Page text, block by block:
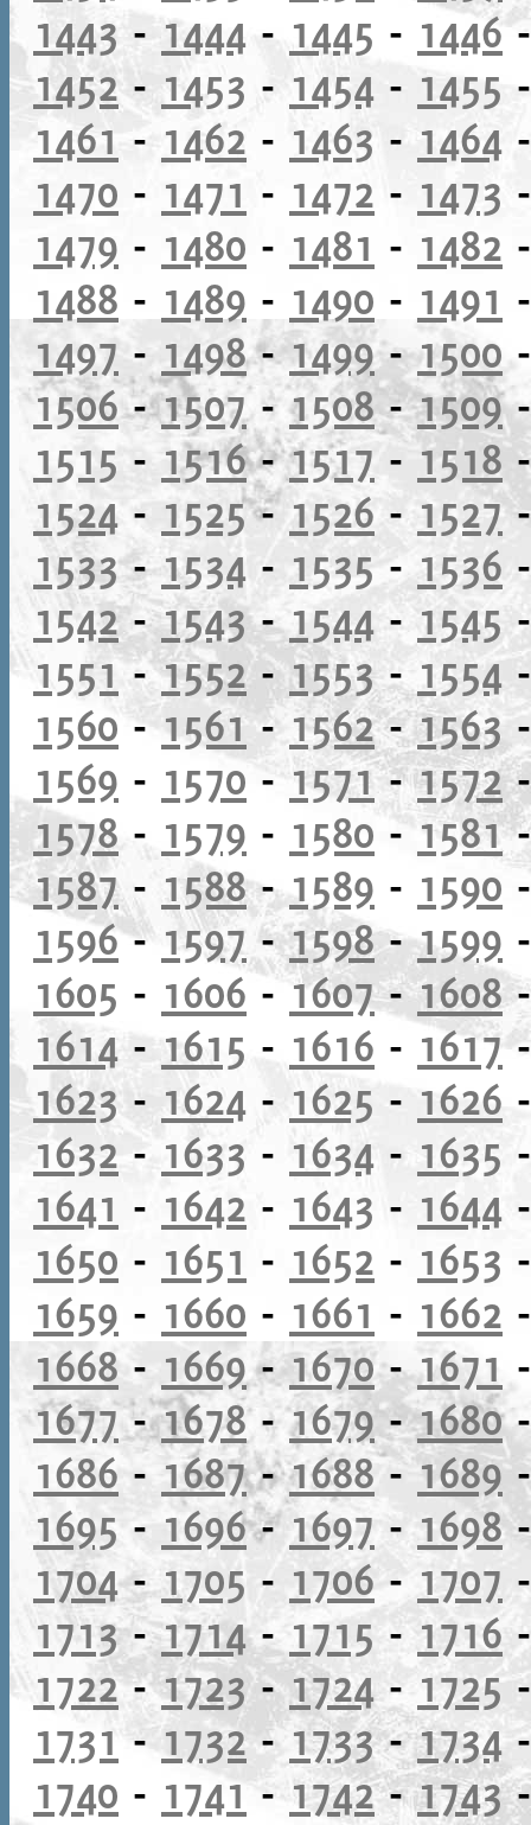
1443 -1444 - 1445 - 1446
1452- 1453 - 1454 - 1455
1461 - 1462 - 1463 - 1464
1470 - 1471 - 1472 - 1473
1479 - 1480 - 1481 - 1482
1488 - 1489 - 1490 - 1491
1497- 1498-1499-1500
1506-1507-1508-1509
1515 - 1516-1517 - 1518
1524 - 1525-1526- 1527
1533-1534 - 1535- 1536
1542-1543-1544-1545
1551-1552-1553- 1554
1560-1561- 1562-1563
1569 - 1570 -1571-1572
1578- 1579 - 1580 - 1581
1587- 1588-1589 - 1590
1596- 1597 -1598-1599
1605 - 1606 - 1607-1608
1614-1615 - 1616 - 1617
1623- 1624 - 1625 - 1626
1632- 1633 - 1634 - 1635
1641 - 1642 - 1643 - 1644
1650 - 1651 - 1652 - 1653
1659 - 1660 - 1661 - 1662
1668 - 1669-1670-1671
1677-1678-1679-1680
1686 - 1687-1688-1689
1695 - 1696- 1697- 1698
1704-1705 - 1706- 1707
1713-1714-1715- 1716
1722-1723-1724 -1725
1731 -1732-1733-1734
1740 - 1741-1742-1743